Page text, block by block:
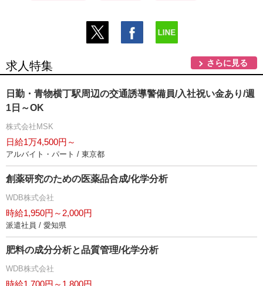
求人特集 さらに見る
日勤・青物横丁駅周辺の交通誘導警備員/入社祝い金あり/週
1日～OK
株式会社MSK
日給1万4,500円～
アルバイト・パート / 東京都
創薬研究のための医薬品合成/化学分析
WDB株式会社
時給1,950円～2,000円
派遣社員 / 愛知県
肥料の成分分析と品質管理/化学分析
WDB株式会社